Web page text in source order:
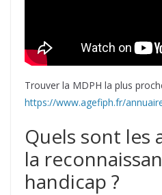
Trouver la MDPH la plus
https://www.agefiph.fr/
Quels sont les
la
handicap ?